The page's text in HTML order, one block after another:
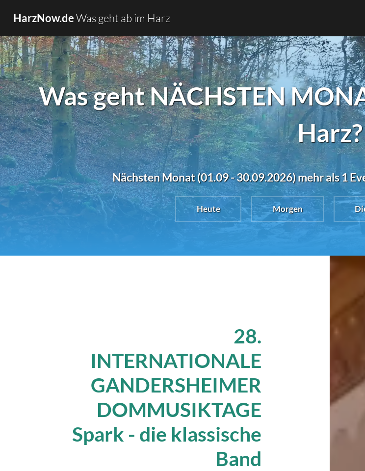
HarzNow.deWas geht ab im Harz
Was geht NÄCHSTEN
Harz?
Nächsten Monat (01.09 - 30.09.2026) mehr als 1
Heute Morgen
28.
INTERNATIONALE
GANDERSHEIMER
DOMMUSIKTAGE
Spark - die klassische
Band